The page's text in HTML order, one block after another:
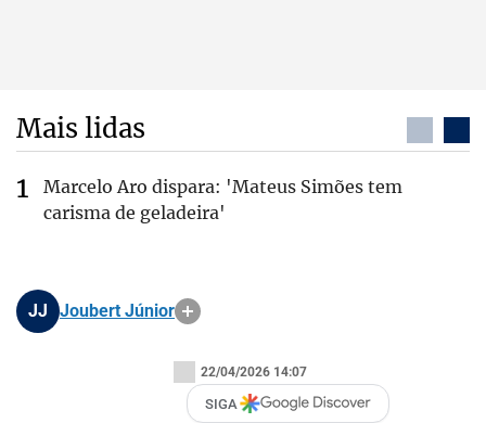
Mais lidas
Marcelo Aro dispara: 'Mateus Simões tem
carisma de geladeira'
JJ Joubert Júnior
22/04/2026 14:07
SIGA